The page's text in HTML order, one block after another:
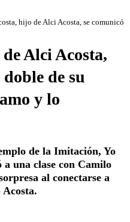
hijo de Alci Acosta, se comunicó
Alci Acosta,
de su
y lo
de la Imitación, Yo
una clase con Camilo
al conectarse a